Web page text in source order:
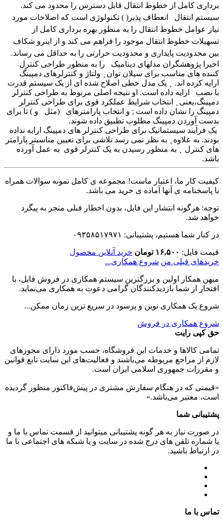
برداری کامل از خطوط انتقال قابل دسترس را محدود می کند.
سیستم انتقال انعطاف پذیر( ) تکنولوژی است که اصلاحات مورد
نیاز عوامل خطوط انتقال را به منظور بهره برداری کامل از
تسهیلات خطوط انتقال موجود را فراهم می کند و از اینرو شکاف
بین محدودیت پایداری و محدودیت حرارتی را به حداقل می رساند.
اخیرا پژوهشگران مدلهای دینامیک را به منظور طراحی کنترل
کننده های مناسب برای سیلان توان ̨ ولتاژ و کنترلرهای دمپینگ
ارایه کرده اند. ̨ یک مدل خطی اصلاح شده ای از یک سیستم قدرت
با نصب ارایه داده است. او نتیجه اصلی مربوط به طراحی کنترلر
دمپینگ،یعنی ̨ انتخاب شرایط عملکرد قوی برای طراحی کنترلر
دمپینگ را نشان داده است ; و انتخاب پارامترهای (مثل و ) تا برای
بدست آوردن دمپینگ مطلوب تطبیق داده شوند.
یک فرآیند سیستماتیک برای طراحی کنترلر های دمپینگ ارایه نداده
بودند. به علاوه ̨ به نظر نمی رسد تلاشی برای تعیین مناسبتر پارامتر
های کنترل ̨ به منظور رسیدن به یک کنترلر قوی به عمل آورده
باشد.
کیفیت کار ما، اعتبار ماست! مجموعه ی کامل نمونه سوالات همراه
با پاسخنامه ی آنها آماده ی خرید می باشد.
توجه: هرگونه انتشار این فایل، بدون اخطار قبلی منجر به پیگرد
خواهد شد.
در کنار شما هستیم، پشتیبانی: ۰۹۳۵۸۵۱۷۹۷۱
قیمت فایل: ۱۶,۵۰۰ تومان
خرید آنلاین محصول
خریدهای قبلی من شروع همکاری...
میهن همکار اولین و بزرگترین سیستم همکاری در فروش فایل، با
افتخار از شما بازدیدکنندگان گرامی دعوت به همکاری می‌نماید.
شروع یک همکاری نوین و پرسود در سریع ترین زمان ممکن...
شروع همکاری در فروش
حق کپی رایت
تمامی كالاها و خدمات اين فروشگاه، حسب مورد دارای مجوزهای
لازم از مراجع مربوطه می‌باشند و فعاليت‌های اين سايت تابع قوانين
و مقررات جمهوری اسلامی ايران است.
«قیمتی که در هنگام سفارش مشتری در پیش‌­فاکتور منظور گرديده
است، معتبر می‌باشد.»
پشتیبانی شما
در صورت نیاز به هر گونه پشتیبانی میتوانید از قسمت تماس با ما و
یا شماره تلفن های درج شده در سایت و یا شبکه های اجتماعی با ما
در ارتباط باشید.
تماس با ما